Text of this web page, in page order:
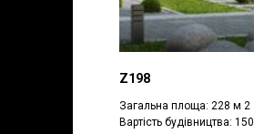
Z198
Загальна площа: 228 м 2
Вартість будівництва: